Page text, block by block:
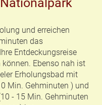
und erreichen
das
Entdeckungsreise
Ebenso nah ist
Erholungsbad mit
Min. Gehminuten ) und
- 15 Min. Gehminuten